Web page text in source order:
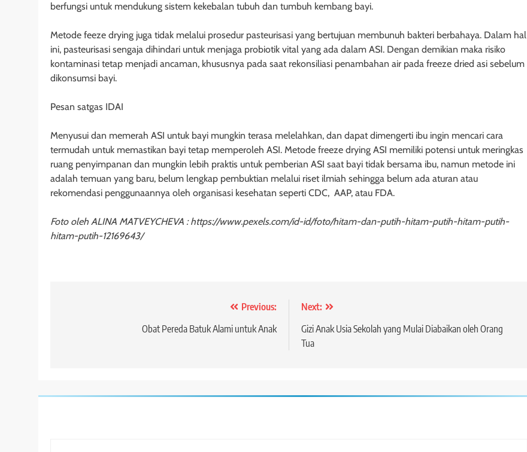
berfungsi untuk mendukung sistem kekebalan tubuh dan tumbuh kembang bayi.
Metode feeze drying juga tidak melalui prosedur pasteurisasi yang bertujuan membunuh bakteri berbahaya. Dalam hal
ini, pasteurisasi sengaja dihindari untuk menjaga probiotik vital yang ada dalam ASI. Dengan demikian maka risiko
kontaminasi tetap menjadi ancaman, khususnya pada saat rekonsiliasi penambahan air pada freeze dried asi sebelum
dikonsumsi bayi.
Pesan satgas IDAI
Menyusui dan memerah ASI untuk bayi mungkin terasa melelahkan, dan dapat dimengerti ibu ingin mencari cara
termudah untuk memastikan bayi tetap memperoleh ASI. Metode freeze drying ASI memiliki potensi untuk meringkas
ruang penyimpanan dan mungkin lebih praktis untuk pemberian ASI saat bayi tidak bersama ibu, namun metode ini
adalah temuan yang baru, belum lengkap pembuktian melalui riset ilmiah sehingga belum ada aturan atau
rekomendasi penggunaannya oleh organisasi kesehatan seperti CDC, AAP, atau FDA.
Foto oleh ALINA MATVEYCHEVA : https://www.pexels.com/id-id/foto/hitam-dan-putih-hitam-putih-hitam-putih-
hitam-putih-12169643/
Previous:
Obat Pereda Batuk Alami untuk Anak
Next:
Gizi Anak Usia Sekolah yang Mulai Diabaikan oleh Orang
Tua